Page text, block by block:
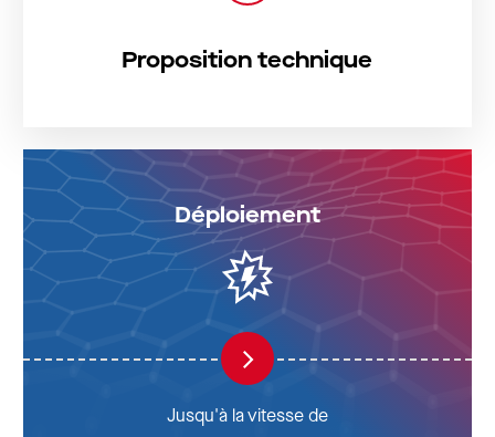
Proposition technique
Déploiement
Jusqu'à la vitesse de